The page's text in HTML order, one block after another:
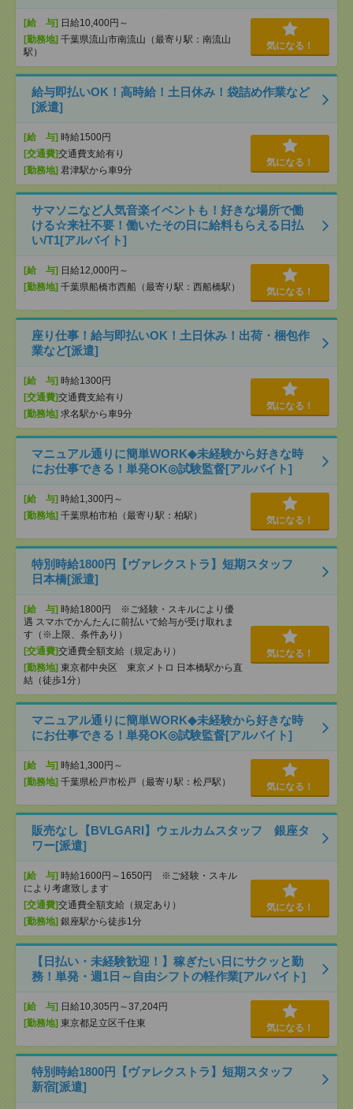
[給 与] 日給10,400円～
[勤務地] 千葉県流山市南流山（最寄り駅：南流山
駅）
気になる！
給与即払いOK！高時給！土日休み！袋詰め作業など
[派遣]
[給 与] 時給1500円
[交通費]交通費支給有り
[勤務地] 君津駅から車9分
気になる！
サマソニなど人気音楽イベントも！好きな場所で働
ける☆来社不要！働いたその日に給料もらえる日払
い/T1[アルバイト]
[給 与] 日給12,000円～
[勤務地] 千葉県船橋市西船（最寄り駅：西船橋駅） 気になる！
座り仕事！給与即払いOK！土日休み！出荷・梱包作
業など[派遣]
[給 与] 時給1300円
[交通費]交通費支給有り
[勤務地] 求名駅から車9分
気になる！
マニュアル通りに簡単WORK◆未経験から好きな時
にお仕事できる！単発OK◎試験監督[アルバイト]
[給 与] 時給1,300円～
[勤務地] 千葉県柏市柏（最寄り駅：柏駅） 気になる！
特別時給1800円【ヴァレクストラ】短期スタッフ
日本橋[派遣]
[給 与] 時給1800円 ※ご経験・スキルにより優
遇 スマホでかんたんに前払いで給与が受け取れま
す（※上限、条件あり）
[交通費]交通費全額支給（規定あり）
[勤務地] 東京都中央区 東京メトロ 日本橋駅から直
結（徒歩1分）
気になる！
マニュアル通りに簡単WORK◆未経験から好きな時
にお仕事できる！単発OK◎試験監督[アルバイト]
[給 与] 時給1,300円～
[勤務地] 千葉県松戸市松戸（最寄り駅：松戸駅） 気になる！
販売なし【BVLGARI】ウェルカムスタッフ 銀座タ
ワー[派遣]
[給 与] 時給1600円～1650円 ※ご経験・スキル
により考慮致します
[交通費]交通費全額支給（規定あり）
[勤務地] 銀座駅から徒歩1分
気になる！
【日払い・未経験歓迎！】稼ぎたい日にサクッと勤
務！単発・週1日～自由シフトの軽作業[アルバイト]
[給 与] 日給10,305円～37,204円
[勤務地] 東京都足立区千住東 気になる！
特別時給1800円【ヴァレクストラ】短期スタッフ
新宿[派遣]